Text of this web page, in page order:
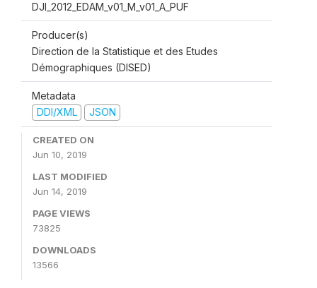
DJI_2012_EDAM_v01_M_v01_A_PUF
Producer(s)
Direction de la Statistique et des Etudes
Démographiques (DISED)
Metadata
DDI/XML
JSON
CREATED ON
Jun 10, 2019
LAST MODIFIED
Jun 14, 2019
PAGE VIEWS
73825
DOWNLOADS
13566